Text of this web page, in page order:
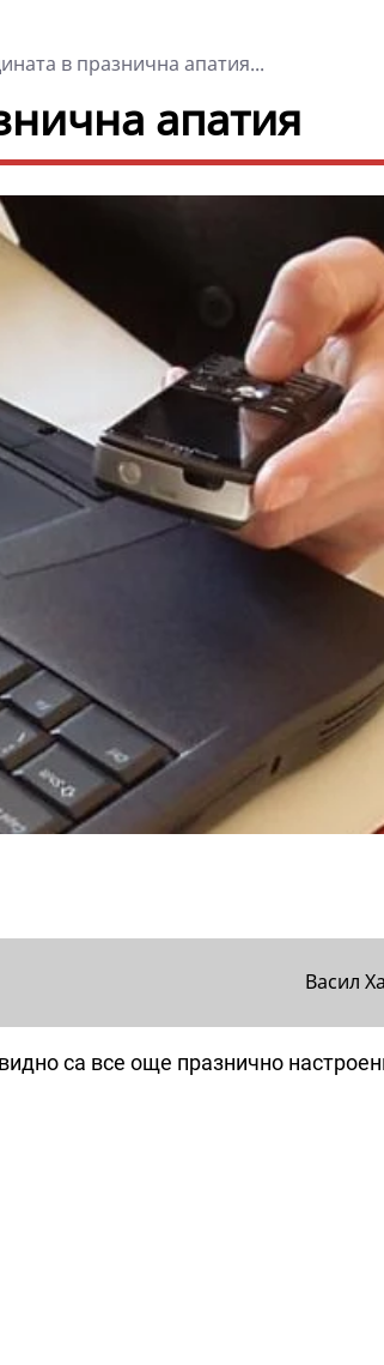
в празнична апатия...
апатия
Васил
са все още празнично